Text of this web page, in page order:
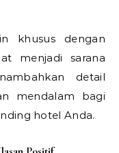
khusus dengan
menjadi sarana
detail
mendalam bagi
hotel Anda.